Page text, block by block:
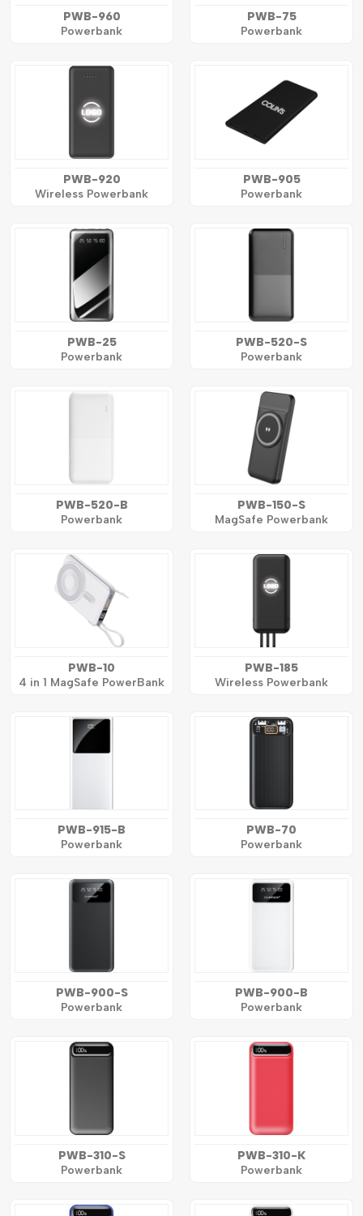
PWB-960
Powerbank
PWB-75
Powerbank
PWB-920
Wireless Powerbank
PWB-905
Powerbank
PWB-25
Powerbank
PWB-520-S
Powerbank
PWB-520-B
Powerbank
PWB-150-S
MagSafe Powerbank
PWB-10
4 in 1 MagSafe PowerBank
PWB-185
Wireless Powerbank
PWB-915-B
Powerbank
PWB-70
Powerbank
PWB-900-S
Powerbank
PWB-900-B
Powerbank
PWB-310-S
Powerbank
PWB-310-K
Powerbank